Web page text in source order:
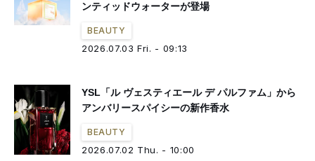
ンティッドウォーターが登場
BEAUTY
2026.07.03 Fri. - 09:13
YSL「ル ヴェスティエール デ パルファム」から
アンバリースパイシーの新作香水
BEAUTY
2026.07.02 Thu. - 10:00